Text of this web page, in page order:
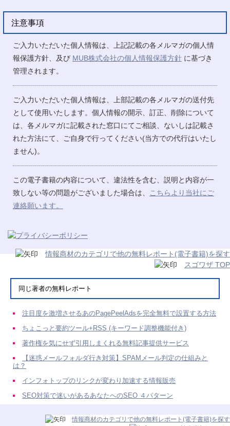
注意事項
ご入力いただいた個人情報は、上記記載の各メルマガの個人情
報保護方針、及び MUB株式会社の個人情報保護方針 に基づき
管理されます。
ご入力いただいた個人情報は、上部記載の各メルマガの送付先
として使用いたします。個人情報の開示、訂正、削除について
は、各メルマガに記載された窓口にてご相談、ないしは記載さ
れた方法にて、ご自身で行ってください(当方での代行はいたし
ません)。
この電子書籍の内容について、違法性を含む、説明と内容が一
致しない等の問題がございました場合は、
こちらより当社にご
連絡願います。
情報商材のカテゴリで他の無料レポート(電子書籍)を探す
スゴワザ TOP
同じ著者の無料レポート
注目度を激増させるあのPagePeelAdsを完全無料で設置する方法
ちょこっと要約ツール+RSS (キーワード調整機能付き)
著作権を気にせず引用しまくれる無料記事提供サービス
【迷惑メールフォルダ行き対策】SPAMメール判定の仕組みと
は？
インフォトップのリンクが変わり加速する情報販売
SEO対策で迷いがあるあなたへのSEO ４パターン
情報商材のカテゴリで他の無料レポート(電子書籍)を探す